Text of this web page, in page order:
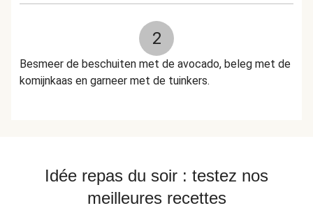
2
Besmeer de beschuiten met de avocado, beleg met de
komijnkaas en garneer met de tuinkers.
Idée repas du soir : testez nos
meilleures recettes